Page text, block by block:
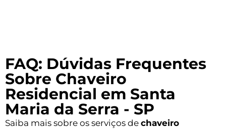
FAQ: Dúvidas Frequentes
Sobre Chaveiro
Residencial em Santa
Maria da Serra - SP
Saiba mais sobre os serviços de chaveiro